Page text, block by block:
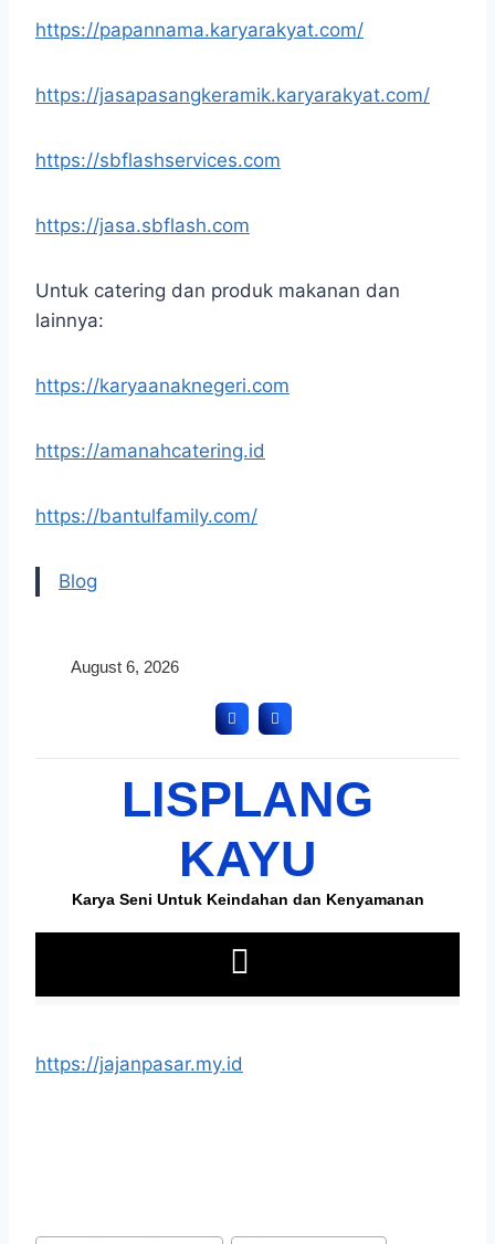
https://papannama.karyarakyat.com/
https://jasapasangkeramik.karyarakyat.com/
https://sbflashservices.com
https://jasa.sbflash.com
Untuk catering dan produk makanan dan
lainnya:
https://karyaanaknegeri.com
https://amanahcatering.id
https://bantulfamily.com/
Blog
https://jajanpasar.my.id